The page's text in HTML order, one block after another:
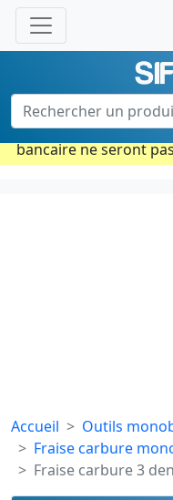
Une
Contactez-
Ouvert du
Période estivale :
bancaire ne seront
Accueil
Outils
Fraise carbure
Fraise carbure 3